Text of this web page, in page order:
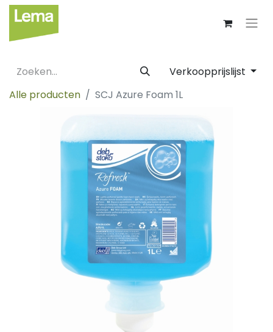
Verkoopprijslijst
Alle producten
SCJ Azure Foam 1L